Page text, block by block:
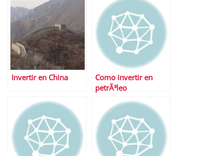
Invertir en China
Como invertir en
petrÃ³leo